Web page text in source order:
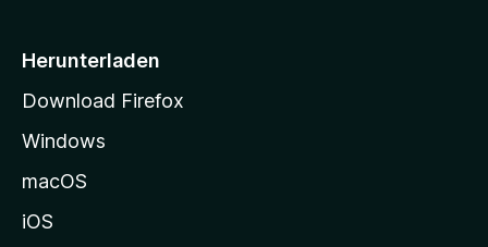
i
e
g
e
Herunterladen
Download Firefox
Windows
macOS
iOS